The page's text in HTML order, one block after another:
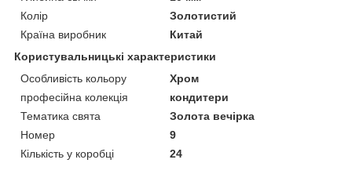
Колір
Золотистий
Країна виробник
Китай
Користувальницькі характеристики
Особливість кольору
Хром
професійна колекція
кондитери
Тематика свята
Золота вечірка
Номер
9
Кількість у коробці
24